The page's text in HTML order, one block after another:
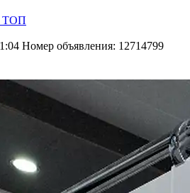
ТОП
Номер объявления: 12714799